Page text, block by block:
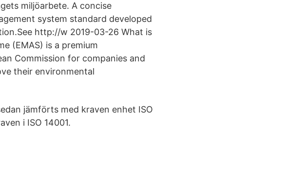
miljöarbete. A concise
system standard developed
http://w 2019-03-26 What is
(EMAS) is a premium
Commission for companies and
their environmental
jämförts med kraven enhet ISO
i ISO 14001.